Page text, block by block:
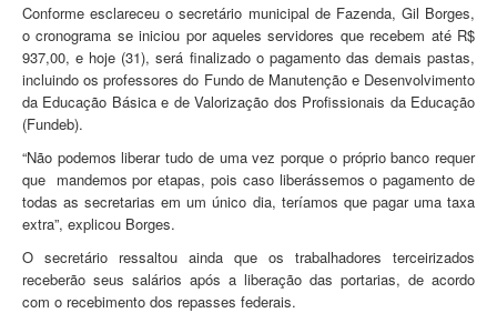
Conforme esclareceu o secretário municipal de Fazenda, Gil Borges,
o cronograma se iniciou por aqueles servidores que recebem até R$
937,00, e hoje (31), será finalizado o pagamento das demais pastas,
incluindo os professores do Fundo de Manutenção e Desenvolvimento
da Educação Básica e de Valorização dos Profissionais da Educação
(Fundeb).
“Não podemos liberar tudo de uma vez porque o próprio banco requer
que mandemos por etapas, pois caso liberássemos o pagamento de
todas as secretarias em um único dia, teríamos que pagar uma taxa
extra”, explicou Borges.
O secretário ressaltou ainda que os trabalhadores terceirizados
receberão seus salários após a liberação das portarias, de acordo
com o recebimento dos repasses federais.